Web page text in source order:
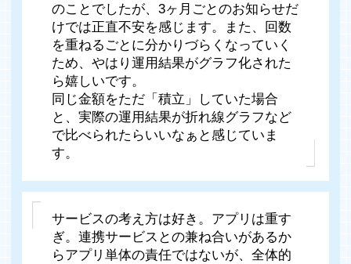
のことでしたが、3ヶ月ごとのお知らせだ
けでは正直不安を感じます。また、回数
を重ねるごとに分かりづらくなっていく
ため、やはり運用結果がグラフ化された
ら嬉しいです。
同じ金額をただ「積立」していた場合
と、実際の運用結果が折れ線グラフなど
で比べられたらいいなぁと感じていま
す。
サービスの考え方は好き。アプリは重す
ぎ。連携サービスとの兼ね合いがあるか
らアプリ単体の責任ではないが、全体的